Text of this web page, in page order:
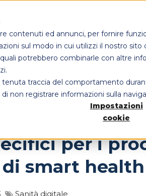
contenuti ed annunci, per fornire
sul modo in cui utilizzi il nostro sito
potrebbero combinarle con altre
traccia del comportamento
non registrare informazioni sulla
Impostazioni
cookie
per i
smart health
Sanità digitale